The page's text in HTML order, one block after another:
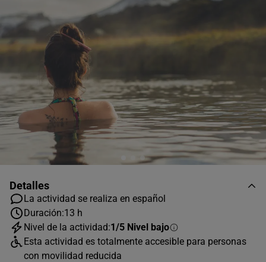
AGOSTO 2026
L
M X J
Detalles
La actividad se realiza en español
Duración:13 h
Nivel de la actividad:1/5 Nivel bajo
Esta actividad es totalmente accesible para personas
con movilidad reducida